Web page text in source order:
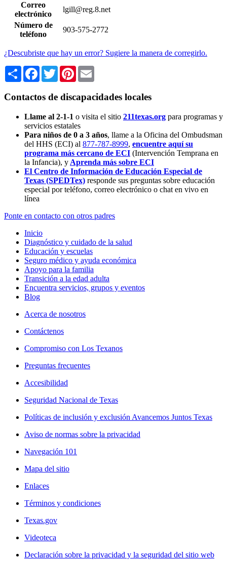
Correo
electrónico
lgill@reg.8.net
Número de
teléfono
903-575-2772
¿Descubriste que hay un error? Sugiere la manera de corregirlo.
Share Facebook
TwitterPinterest
Contactos de discapacidades locales
Llame al 2-1-1 o visita el sitio 211texas.org para programas y
servicios estatales
Para niños de 0 a 3 años, llame a la Oficina del Ombudsman
del HHS (ECI) al 877-787-8999, encuentre aquí su
programa más cercano de ECI (Intervención Temprana en
la Infancia), y Aprenda más sobre ECI
El Centro de Información de Educación Especial de
Texas (SPEDTex) responde sus preguntas sobre educación
especial por teléfono, correo electrónico o chat en vivo en
línea
Ponte en contacto con otros padres
Inicio
Diagnóstico y cuidado de la salud
Educación y escuelas
Seguro médico y ayuda económica
Apoyo para la familia
Transición a la edad adulta
Encuentra servicios, grupos y eventos
Blog
Acerca de nosotros
Contáctenos
Compromiso con Los Texanos
Preguntas frecuentes
Accesibilidad
Seguridad Nacional de Texas
Políticas de inclusión y exclusión Avancemos Juntos Texas
Aviso de normas sobre la privacidad
Navegación 101
Mapa del sitio
Enlaces
Términos y condiciones
Texas.gov
Videoteca
Declaración sobre la privacidad y la seguridad del sitio web